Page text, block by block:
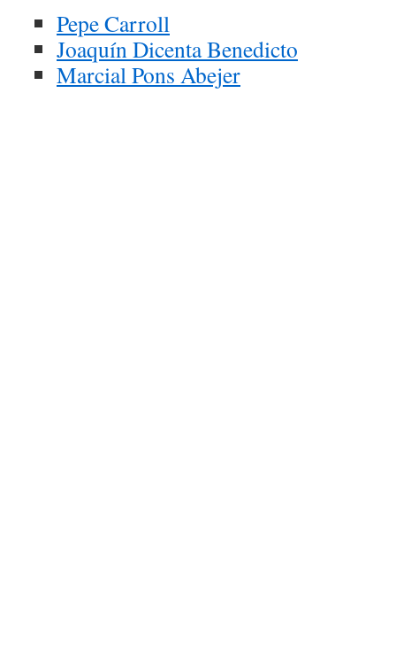
Pepe Carroll
Joaquín Dicenta Benedicto
Marcial Pons Abejer